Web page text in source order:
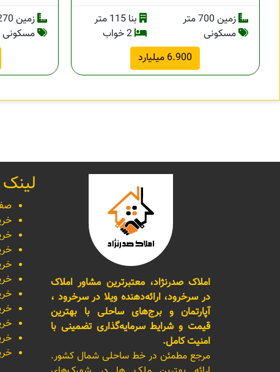
زمین 700 متر
بنا 115 متر
مسکونی
2 خواب
6.900 میلیارد
زمین 270 متر
مسکونی
املاک صدرنژاد، معتبرترین مشاور املاک
در سرخرود، ارائه‌دهنده ویلا در سرخرود ،
آپارتمان و برج‌های ساحلی با بهترین
قیمت و شرایط سرمایه‌گذاری تضمینی با
امنیت کامل.
مرجع مطمئن در خط ساحلی شمال کشور.